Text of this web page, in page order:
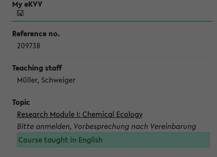
209738
Müller, Schweiger
Research Module I: Chemical Ecology
Bitte anmelden, Vorbesprechung nach Vereinbarung
Course taught in English